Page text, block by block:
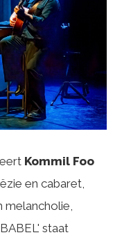
Kommil Foo
en cabaret,
melancholie,
staat